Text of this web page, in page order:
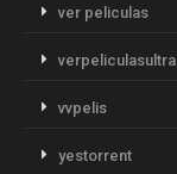
ver peliculas
verpeliculasultra
vvpelis
yestorrent